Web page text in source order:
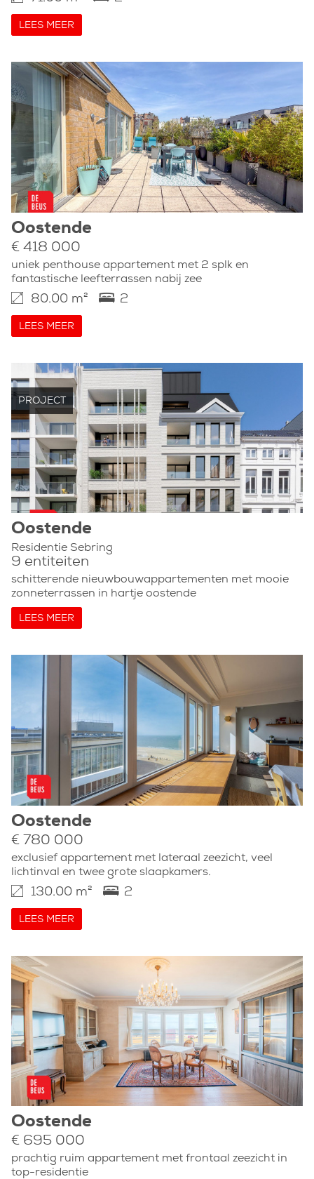
LEES MEER
Oostende
€ 418 000
uniek penthouse appartement met 2 splk en
fantastische leefterrassen nabij zee
80.00 m² 2
LEES MEER
PROJECT
Oostende
Residentie Sebring
9 entiteiten
schitterende nieuwbouwappartementen met mooie
zonneterrassen in hartje oostende
LEES MEER
Oostende
€ 780 000
exclusief appartement met lateraal zeezicht, veel
lichtinval en twee grote slaapkamers.
130.00 m² 2
LEES MEER
Oostende
€ 695 000
prachtig ruim appartement met frontaal zeezicht in
top-residentie